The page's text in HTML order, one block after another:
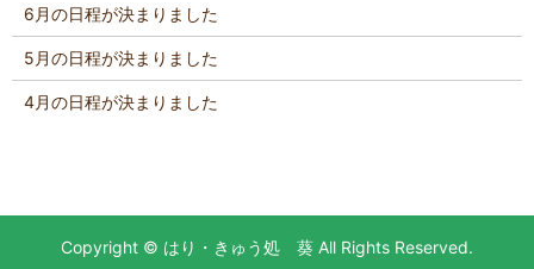
6月の日程が決まりました
5月の日程が決まりました
4月の日程が決まりました
Copyright © はり・きゅう処 葵 All Rights Reserved.